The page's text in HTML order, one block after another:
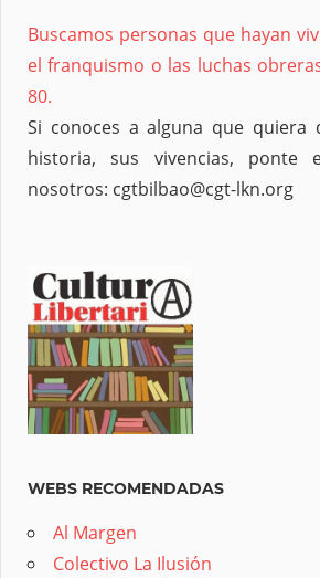
Buscamos personas que hayan
el franquismo o las luchas
80.
Si conoces a alguna que quiera
historia, sus vivencias, ponte
nosotros: cgtbilbao@cgt-lkn.org
WEBS RECOMENDADAS
Al Margen
Colectivo La Ilusión